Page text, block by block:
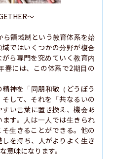
〜
領域制という教育体系を始
ではいくつかの分野が複合
ら専門を究めていく教育内
春には、この体系で2期目の
神を「同朋和敬（どうぼう
して、それを「共なるいの
い言葉に置き換え、機会あ
す。人は一人では生きられ
生きることができる。他の
を持ち、人がよりよく生き
意味になります。